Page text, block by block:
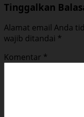
Tinggalkan
Alamat email Anda
wajib ditandai *
Komentar *